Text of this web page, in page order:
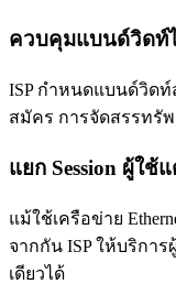
ควบคุมแบนด์วิดท์
ISP กำหนดแบนด์วิด
สมัคร การจัดสรรทรัพ
แยก Session ผู้ใช้
แม้ใช้เครือข่าย
จากกัน ISP ให้บริกา
เดียวได้